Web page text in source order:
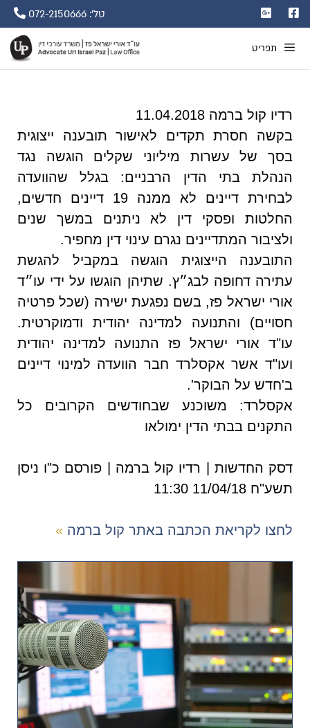
טל': 072-2150666
תפריט
רדיו קול ברמה 11.04.2018
בקשה חסרת תקדים לאישור תובענה ייצוגית
בסך של עשרות מיליוני שקלים הוגשה נגד
הנהלת בתי הדין הרבניים: בגלל שהוועדה
לבחירת דיינים לא ממנה 19 דיינים חדשים,
החלטות ופסקי דין לא ניתנים במשך שנים
ולציבור המתדיינים נגרם עינוי דין מחפיר.
התובענה הייצוגית הוגשה במקביל להגשת
עתירה דחופה לבג״ץ. שתיהן הוגשו על ידי עו״ד
אורי ישראל פז, בשם נפגעת ישירה (שכל פרטיה
חסויים) והתנועה למדינה יהודית ודמוקרטית.
עו"ד אורי ישראל פז התנועה למדינה יהודית
ועו"ד אשר אקסלרד חבר הוועדה למינוי דיינים
ב'חדש על הבוקר'.
אקסלרד: משוכנע שבחודשים הקרובים כל
התקנים בבתי הדין ימולאו
דסק החדשות | רדיו קול ברמה | פורסם כ"ו ניסן
תשע"ח 11/04/18 11:30
לחצו לקריאת הכתבה באתר קול ברמה »